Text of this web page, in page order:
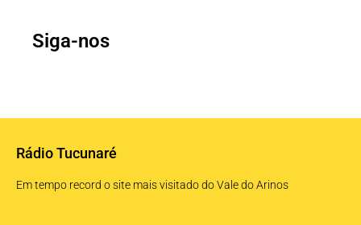
Siga-nos
Rádio Tucunaré
Em tempo record o site mais visitado do Vale do Arinos